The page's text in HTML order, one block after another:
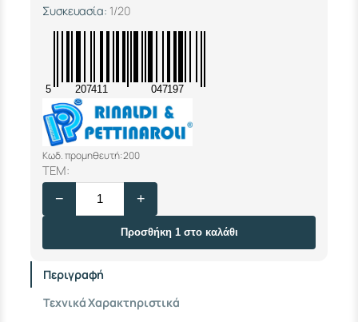
Συσκευασία: 1/20
5 207411 047197
Κωδ. προμηθευτή: 200
ΤΕΜ:
Σ
Ω
Η
Ο
Α
Τ
− +
Προσθήκη 1 στο καλάθι
Περιγραφή
Τεχνικά Χαρακτηριστικά